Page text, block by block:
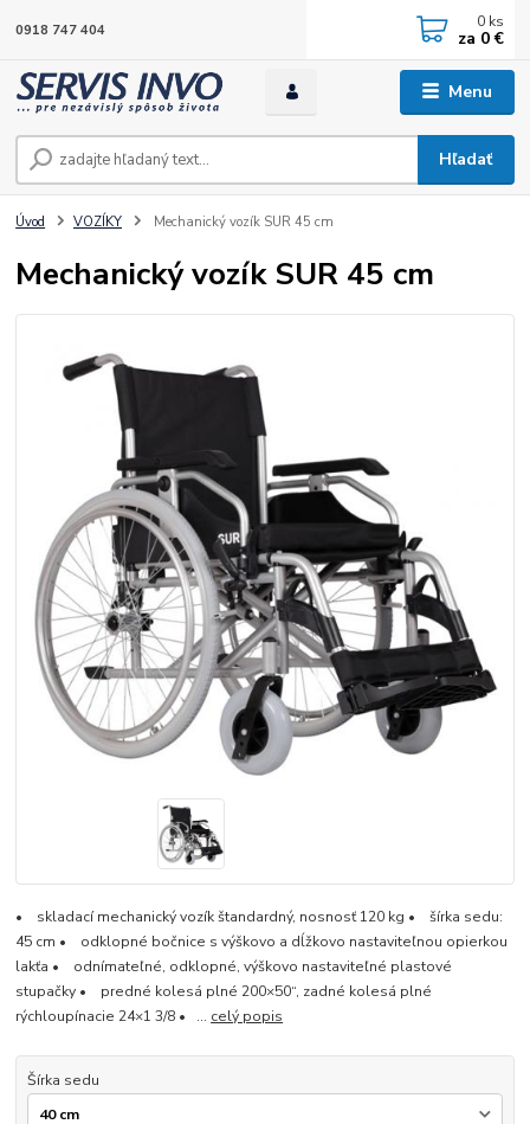
Menu
Hľadať
0918 747 404 0 ks
za 0 €
Úvod VOZÍKY Mechanický vozík SUR 45 cm
Mechanický vozík SUR 45 cm
• skladací mechanický vozík štandardný, nosnosť 120 kg • šírka sedu:
45 cm • odklopné bočnice s výškovo a dĺžkovo nastaviteľnou opierkou
lakťa • odnímateľné, odklopné, výškovo nastaviteľné plastové
stupačky • predné kolesá plné 200×50“, zadné kolesá plné
rýchloupínacie 24×1 3/8 • ... celý popis
Šírka sedu